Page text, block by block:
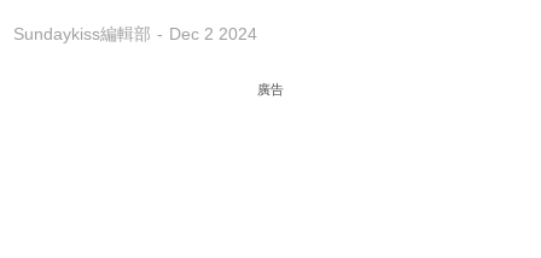
Sundaykiss編輯部 Dec 2 2024
廣告